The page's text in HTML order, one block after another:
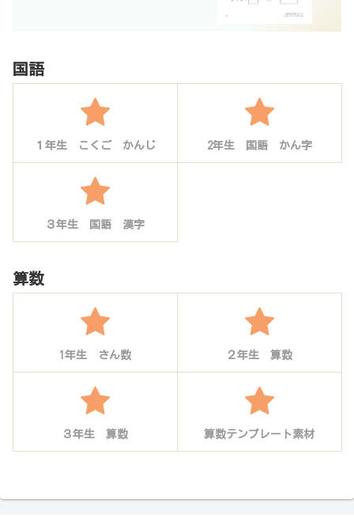
国語
１年生 こくご かんじ 2年生 国語 かん字
３年生 国語 漢字
算数
1年生 さん数 ２年生 算数
３年生 算数 算数テンプレート素材